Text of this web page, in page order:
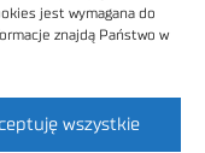
jest wymagana do
znajdą Państwo w
wszystkie